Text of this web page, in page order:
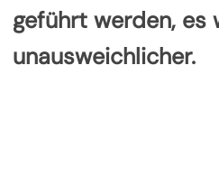
geführt werden, es
unausweichlicher.